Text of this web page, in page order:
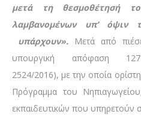
μετά τη θεσμοθέτησή
λαμβανομένων υπ’ όψιν
υπάρχουν».
Μετά από
υπουργική απόφαση
2524/2016), με την οποία
Πρόγραμμα του
εκπαιδευτικών που υπηρετούν